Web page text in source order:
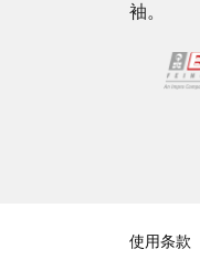
袖。
使用条款